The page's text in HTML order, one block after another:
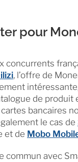
pour
concurrents
, l’offre de
de produit
bancaires
le cas de
et de Mobo
commun avec